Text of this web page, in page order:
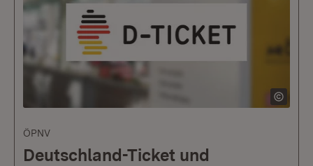
ÖPNV
Deutschland-Ticket und